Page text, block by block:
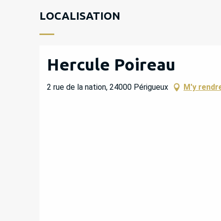
LOCALISATION
Hercule Poireau
2 rue de la nation, 24000 Périgueux M'y